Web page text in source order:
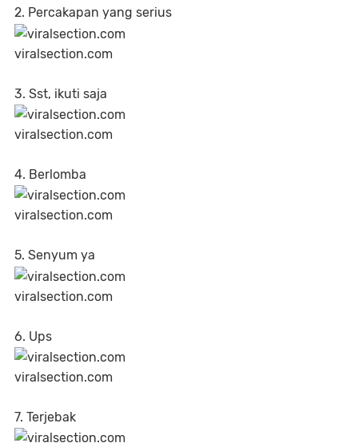
2. Percakapan yang serius
viralsection.com
3. Sst, ikuti saja
viralsection.com
4. Berlomba
viralsection.com
5. Senyum ya
viralsection.com
6. Ups
viralsection.com
7. Terjebak